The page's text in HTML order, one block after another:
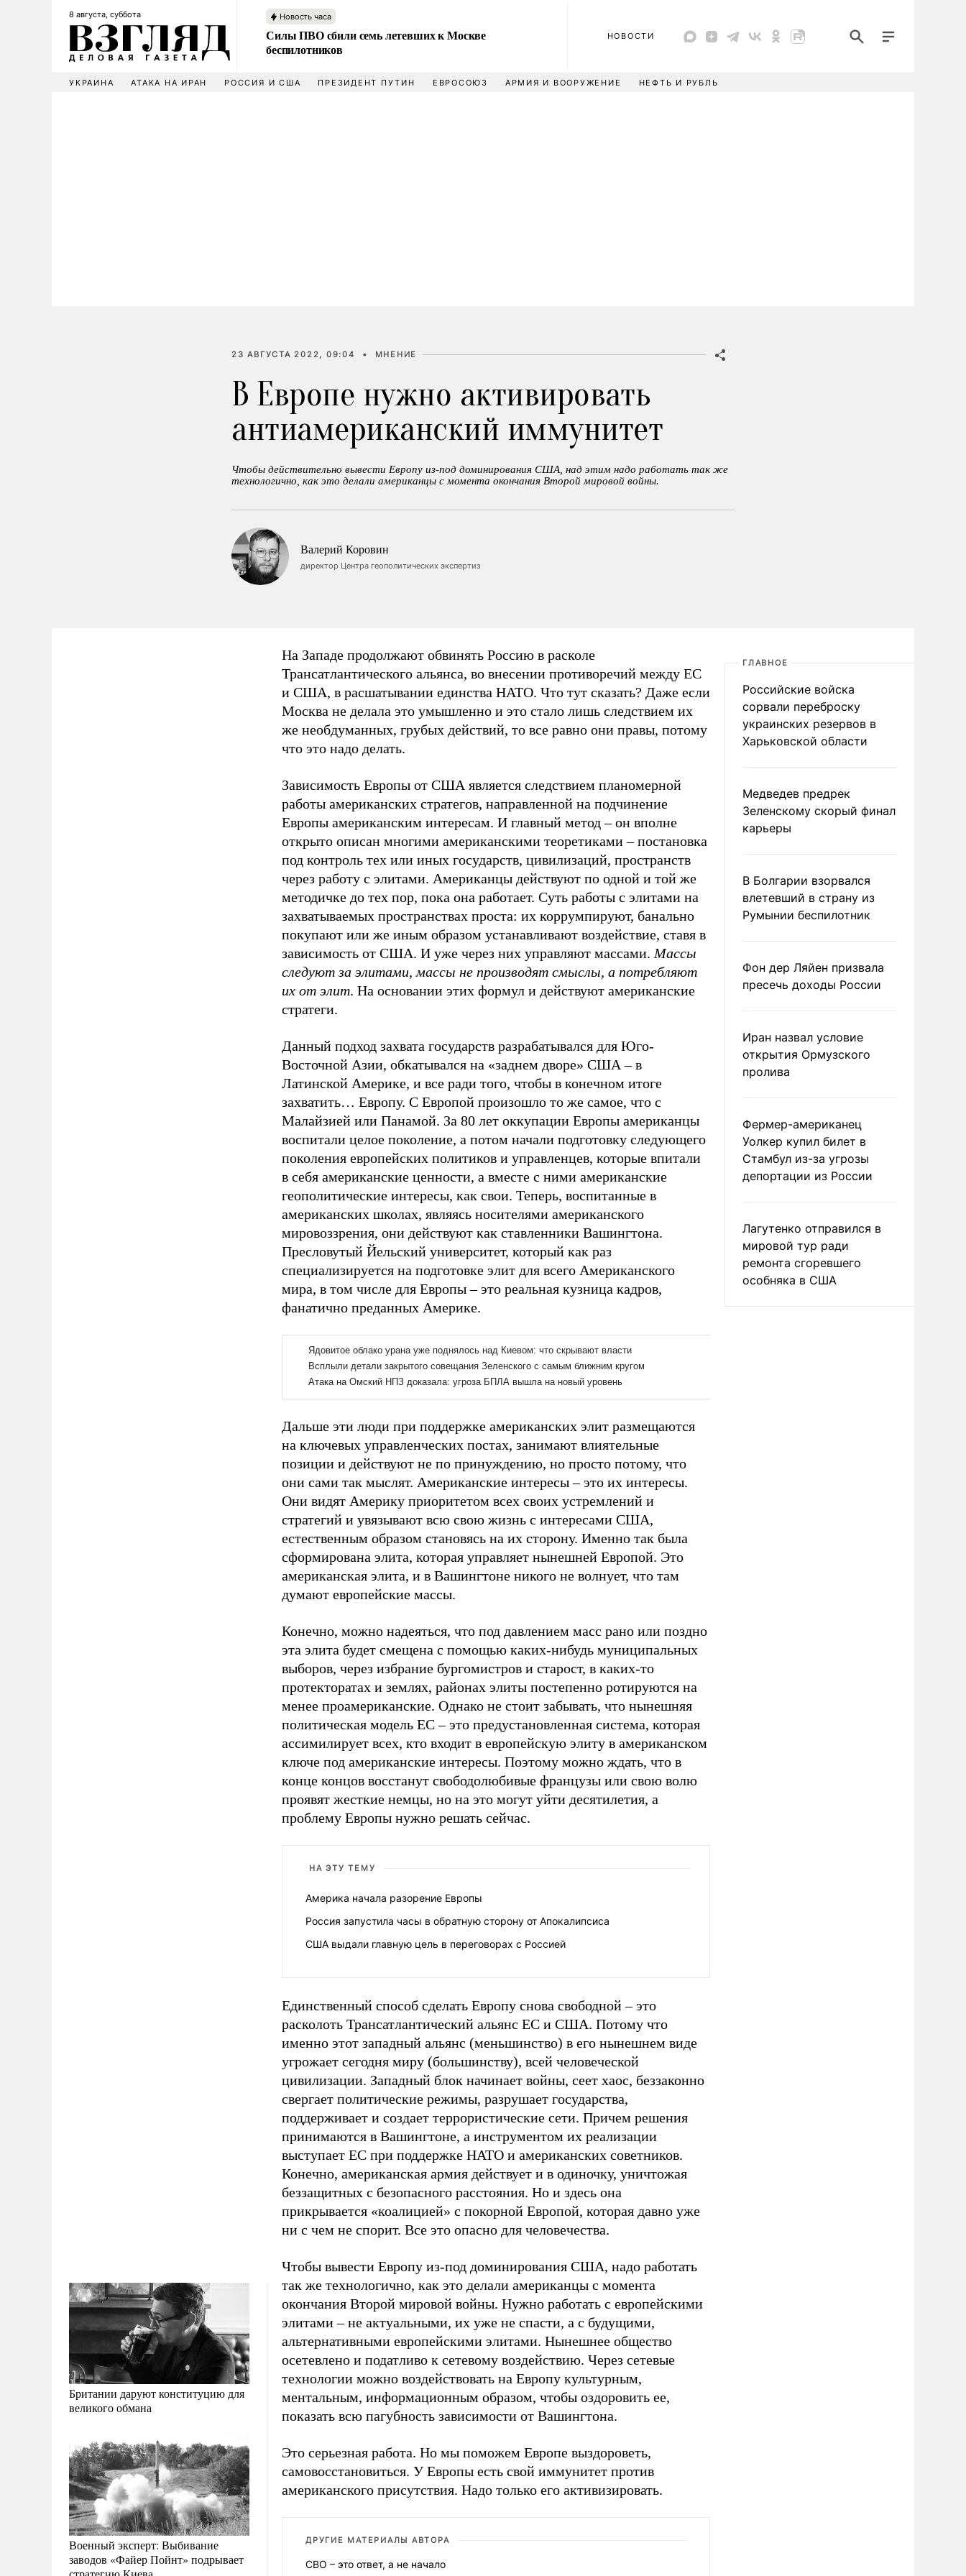
8 августа, суббота Новость часа
Силы ПВО сбили семь летевших к Москве
беспилотников
НОВОСТИ
УКРАИНА АТАКА НА ИРАН РОССИЯ И США ПРЕЗИДЕНТ ПУТИН ЕВРОСОЮЗ АРМИЯ И ВООРУЖЕНИЕ НЕФТЬ И РУБЛЬ
23 АВГУСТА 2022, 09:04 • МНЕНИЕ
В Европе нужно активировать
антиамериканский иммунитет
Чтобы действительно вывести Европу из-под доминирования США, над этим надо работать так же
технологично, как это делали американцы с момента окончания Второй мировой войны.
Валерий Коровин
директор Центра геополитических экспертиз
Британии даруют конституцию для
великого обмана
Военный эксперт: Выбивание
заводов «Файер Пойнт» подрывает
На Западе продолжают обвинять Россию в расколе
Трансатлантического альянса, во внесении противоречий между ЕС
и США, в расшатывании единства НАТО. Что тут сказать? Даже если
Москва не делала это умышленно и это стало лишь следствием их
же необдуманных, грубых действий, то все равно они правы, потому
что это надо делать.
Зависимость Европы от США является следствием планомерной
работы американских стратегов, направленной на подчинение
Европы американским интересам. И главный метод – он вполне
открыто описан многими американскими теоретиками – постановка
под контроль тех или иных государств, цивилизаций, пространств
через работу с элитами. Американцы действуют по одной и той же
методичке до тех пор, пока она работает. Суть работы с элитами на
захватываемых пространствах проста: их коррумпируют, банально
покупают или же иным образом устанавливают воздействие, ставя в
зависимость от США. И уже через них управляют массами. Массы
следуют за элитами,массы не производят смыслы, а потребляют
их от элит. На основании этих формул и действуют американские
стратеги.
Данный подход захвата государств разрабатывался для Юго-
Восточной Азии, обкатывался на «заднем дворе» США – в
Латинской Америке, и все ради того, чтобы в конечном итоге
захватить… Европу. С Европой произошло то же самое, что с
Малайзией или Панамой. За 80 лет оккупации Европы американцы
воспитали целое поколение, а потом начали подготовку следующего
поколения европейских политиков и управленцев, которые впитали
в себя американские ценности, а вместе с ними американские
геополитические интересы, как свои. Теперь, воспитанные в
американских школах, являясь носителями американского
мировоззрения, они действуют как ставленники Вашингтона.
Пресловутый Йельский университет, который как раз
специализируется на подготовке элит для всего Американского
мира, в том числе для Европы – это реальная кузница кадров,
фанатично преданных Америке.
Дальше эти люди при поддержке американских элит размещаются
на ключевых управленческих постах, занимают влиятельные
позиции и действуют не по принуждению, но просто потому, что
они сами так мыслят. Американские интересы – это их интересы.
Они видят Америку приоритетом всех своих устремлений и
стратегий и увязывают всю свою жизнь с интересами США,
естественным образом становясь на их сторону. Именно так была
сформирована элита, которая управляет нынешней Европой. Это
американская элита, и в Вашингтоне никого не волнует, что там
думают европейские массы.
Конечно, можно надеяться, что под давлением масс рано или поздно
эта элита будет смещена с помощью каких-нибудь муниципальных
выборов, через избрание бургомистров и старост, в каких-то
протекторатах и землях, районах элиты постепенно ротируются на
менее проамериканские. Однако не стоит забывать, что нынешняя
политическая модель ЕС – это предустановленная система, которая
ассимилирует всех, кто входит в европейскую элиту в американском
ключе под американские интересы. Поэтому можно ждать, что в
конце концов восстанут свободолюбивые французы или свою волю
проявят жесткие немцы, но на это могут уйти десятилетия, а
проблему Европы нужно решать сейчас.
НА ЭТУ ТЕМУ
Америка начала разорение Европы
Россия запустила часы в обратную сторону от Апокалипсиса
США выдали главную цель в переговорах с Россией
Единственный способ сделать Европу снова свободной – это
расколоть Трансатлантический альянс ЕС и США. Потому что
именно этот западный альянс (меньшинство) в его нынешнем виде
угрожает сегодня миру (большинству), всей человеческой
цивилизации. Западный блок начинает войны, сеет хаос, беззаконно
свергает политические режимы, разрушает государства,
поддерживает и создает террористические сети. Причем решения
принимаются в Вашингтоне, а инструментом их реализации
выступает ЕС при поддержке НАТО и американских советников.
Конечно, американская армия действует и в одиночку, уничтожая
беззащитных с безопасного расстояния. Но и здесь она
прикрывается «коалицией» с покорной Европой, которая давно уже
ни с чем не спорит. Все это опасно для человечества.
Чтобы вывести Европу из-под доминирования США, надо работать
так же технологично, как это делали американцы с момента
окончания Второй мировой войны. Нужно работать с европейскими
элитами – не актуальными, их уже не спасти, а с будущими,
альтернативными европейскими элитами. Нынешнее общество
осетевлено и податливо к сетевому воздействию. Через сетевые
технологии можно воздействовать на Европу культурным,
ментальным, информационным образом, чтобы оздоровить ее,
показать всю пагубность зависимости от Вашингтона.
Это серьезная работа. Но мы поможем Европе выздороветь,
самовосстановиться. У Европы есть свой иммунитет против
американского присутствия. Надо только его активизировать.
ДРУГИЕ МАТЕРИАЛЫ АВТОРА
СВО – это ответ, а не начало
ГЛАВНОЕ
Российские войска
сорвали переброску
украинских резервов в
Харьковской области
Медведев предрек
Зеленскому скорый финал
карьеры
В Болгарии взорвался
влетевший в страну из
Румынии беспилотник
Фон дер Ляйен призвала
пресечь доходы России
Иран назвал условие
открытия Ормузского
пролива
Фермер-американец
Уолкер купил билет в
Стамбул из-за угрозы
депортации из России
Лагутенко отправился в
мировой тур ради
ремонта сгоревшего
особняка в США